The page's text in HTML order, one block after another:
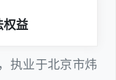
权益
执业于北京市炜